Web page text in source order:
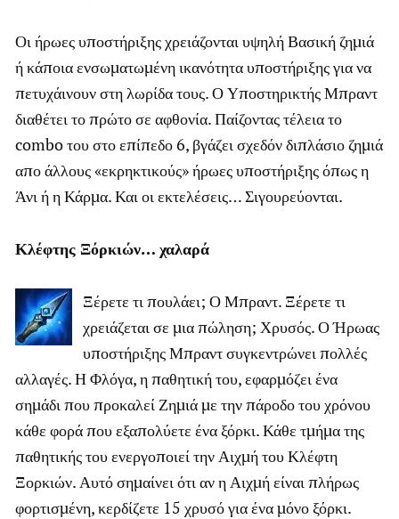
Οι ήρωες υποστήριξης χρειάζονται υψηλή Βασική ζημιά
ή κάποια ενσωματωμένη ικανότητα υποστήριξης για να
πετυχάινουν στη λωρίδα τους. Ο Υποστηρικτής Μπραντ
διαθέτει το πρώτο σε αφθονία. Παίζοντας τέλεια το
combo του στο επίπεδο 6, βγάζει σχεδόν διπλάσιο ζημιά
απο άλλους «εκρηκτικούς» ήρωες υποστήριξης όπως η
Άνι ή η Κάρμα. Και οι εκτελέσεις… Σιγουρεύονται.
Κλέφτης Ξόρκιών… χαλαρά
Ξέρετε τι πουλάει; Ο Μπραντ. Ξέρετε τι
χρειάζεται σε μια πώληση; Χρυσός. Ο Ήρωας
υποστήριξης Μπραντ συγκεντρώνει πολλές
αλλαγές. Η Φλόγα, η παθητική του, εφαρμόζει ένα
σημάδι που προκαλεί Ζημιά με την πάροδο του χρόνου
κάθε φορά που εξαπολύετε ένα ξόρκι. Κάθε τμήμα της
παθητικής του ενεργοποιεί την Αιχμή του Κλέφτη
Ξορκιών. Αυτό σημαίνει ότι αν η Αιχμή είναι πλήρως
φορτισμένη, κερδίζετε 15 χρυσό για ένα μόνο ξόρκι.